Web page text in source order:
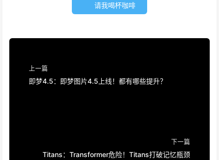
请我喝杯咖啡
上一篇
即梦4.5：即梦图片4.5上线！都有哪些提升？
下一篇
Titans：Transformer危险！Titans打破记忆瓶颈